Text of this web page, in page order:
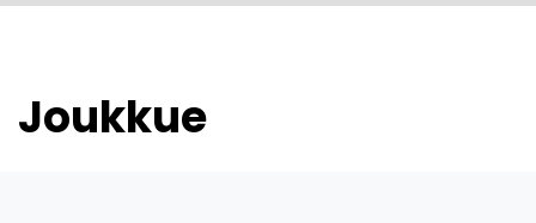
Joukkue